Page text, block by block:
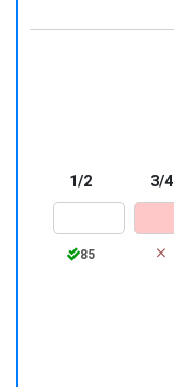
1/2
85
3/4